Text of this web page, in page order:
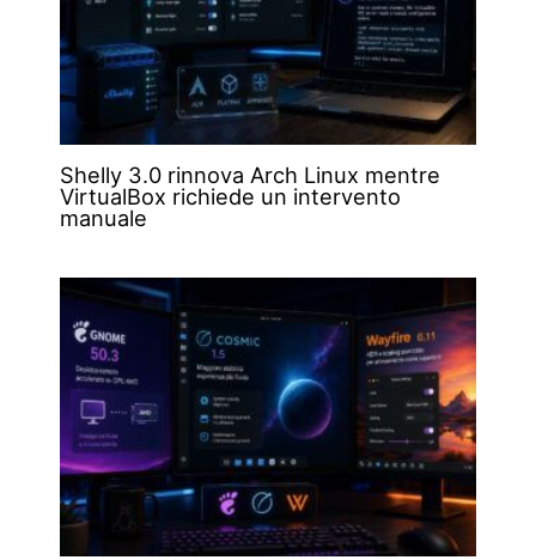
Shelly 3.0 rinnova Arch Linux mentre
VirtualBox richiede un intervento
manuale